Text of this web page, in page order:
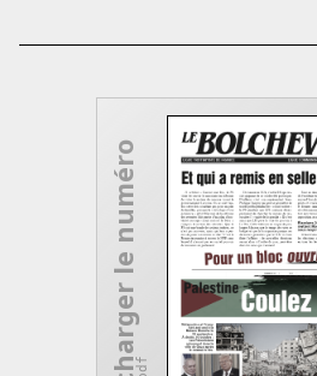
Télécharger le numéro